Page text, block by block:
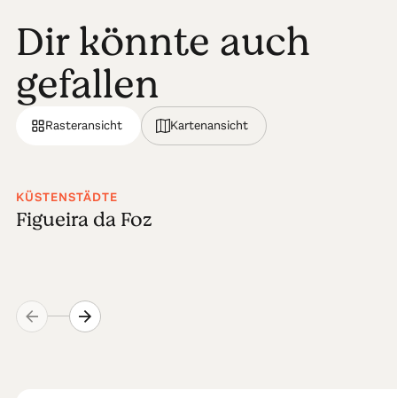
Dir könnte auch
gefallen
Rasteransicht Kartenansicht
KÜSTENSTÄDTE
Figueira da Foz